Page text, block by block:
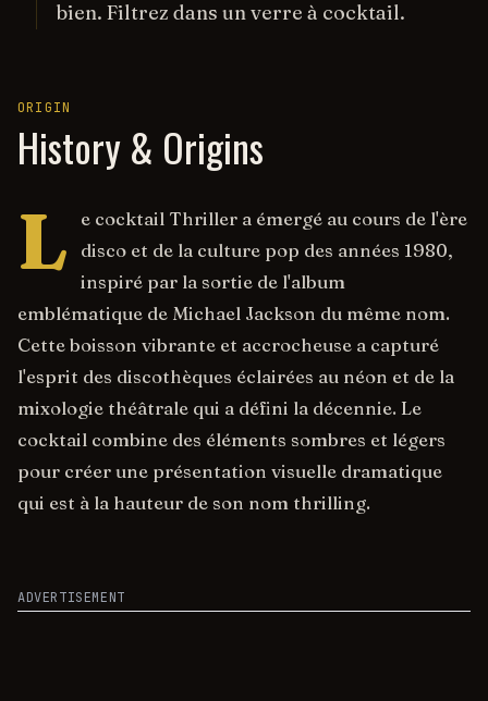
bien. Filtrez dans un verre à cocktail.
ORIGIN
History & Origins
L
e cocktail Thriller a émergé au cours de l'ère
disco et de la culture pop des années 1980,
inspiré par la sortie de l'album
emblématique de Michael Jackson du même nom.
Cette boisson vibrante et accrocheuse a capturé
l'esprit des discothèques éclairées au néon et de la
mixologie théâtrale qui a défini la décennie. Le
cocktail combine des éléments sombres et légers
pour créer une présentation visuelle dramatique
qui est à la hauteur de son nom thrilling.
ADVERTISEMENT